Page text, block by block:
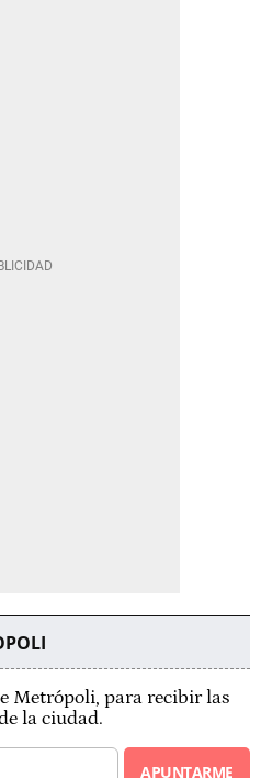
Metrópoli, para recibir las
la ciudad.
APUNTARME